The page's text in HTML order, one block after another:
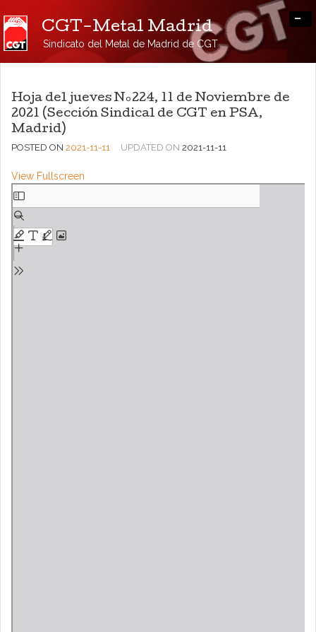
CGT-Metal Madrid
Sindicato del Metal de Madrid de CGT
-
Hoja del jueves Nº224, 11 de Noviembre de
2021 (Sección Sindical de CGT en PSA,
Madrid)
POSTED ON 2021-11-11 UPDATED ON 2021-11-11
View Fullscreen
Saltar
al
contenido
del
PDF